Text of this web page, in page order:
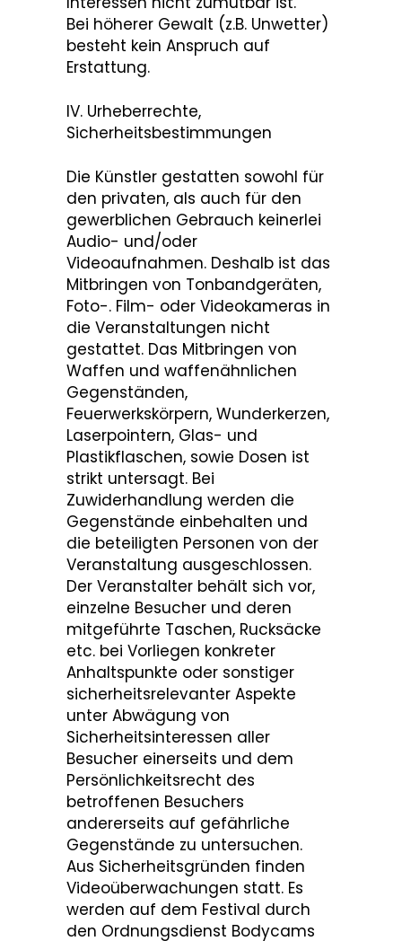
Bei höherer Gewalt (z.B. Unwetter)
besteht kein Anspruch auf
Erstattung.
IV. Urheberrechte,
Sicherheitsbestimmungen
Die Künstler gestatten sowohl für
den privaten, als auch für den
gewerblichen Gebrauch keinerlei
Audio- und/oder
Videoaufnahmen. Deshalb ist das
Mitbringen von Tonbandgeräten,
Foto-. Film- oder Videokameras in
die Veranstaltungen nicht
gestattet. Das Mitbringen von
Waffen und waffenähnlichen
Gegenständen,
Feuerwerkskörpern, Wunderkerzen,
Laserpointern, Glas- und
Plastikflaschen, sowie Dosen ist
strikt untersagt. Bei
Zuwiderhandlung werden die
Gegenstände einbehalten und
die beteiligten Personen von der
Veranstaltung ausgeschlossen.
Der Veranstalter behält sich vor,
einzelne Besucher und deren
mitgeführte Taschen, Rucksäcke
etc. bei Vorliegen konkreter
Anhaltspunkte oder sonstiger
sicherheitsrelevanter Aspekte
unter Abwägung von
Sicherheitsinteressen aller
Besucher einerseits und dem
Persönlichkeitsrecht des
betroffenen Besuchers
andererseits auf gefährliche
Gegenstände zu untersuchen.
Aus Sicherheitsgründen finden
Videoüberwachungen statt. Es
werden auf dem Festival durch
den Ordnungsdienst Bodycams